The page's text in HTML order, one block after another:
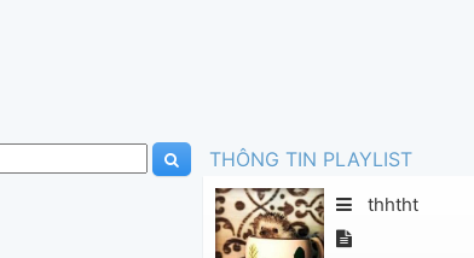
THÔNG TIN PLAYLIST
thhtht